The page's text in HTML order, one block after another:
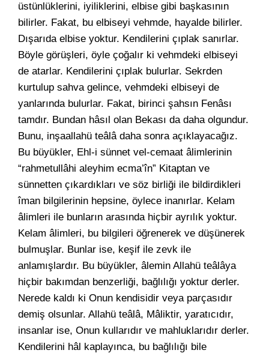
üstünlüklerini, iyiliklerini, elbise gibi başkasının
bilirler. Fakat, bu elbiseyi vehmde, hayalde bilirler.
Dışarıda elbise yoktur. Kendilerini çıplak sanırlar.
Böyle görüşleri, öyle çoğalır ki vehmdeki elbiseyi
de atarlar. Kendilerini çıplak bulurlar. Sekrden
kurtulup sahva gelince, vehmdeki elbiseyi de
yanlarında bulurlar. Fakat, birinci şahsın Fenâsı
tamdır. Bundan hâsıl olan Bekası da daha olgundur.
Bunu, inşaallahü teâlâ daha sonra açıklayacağız.
Bu büyükler, Ehl-i sünnet vel-cemaat âlimlerinin
“rahmetullâhi aleyhim ecma’în” Kitaptan ve
sünnetten çıkardıkları ve söz birliği ile bildirdikleri
îman bilgilerinin hepsine, öylece inanırlar. Kelam
âlimleri ile bunların arasında hiçbir ayrılık yoktur.
Kelam âlimleri, bu bilgileri öğrenerek ve düşünerek
bulmuşlar. Bunlar ise, keşif ile zevk ile
anlamışlardır. Bu büyükler, âlemin Allahü teâlâya
hiçbir bakımdan benzerliği, bağlılığı yoktur derler.
Nerede kaldı ki Onun kendisidir veya parçasıdır
demiş olsunlar. Allahü teâlâ, Mâliktir, yaratıcıdır,
insanlar ise, Onun kullarıdır ve mahluklarıdır derler.
Kendilerini hâl kaplayınca, bu bağlılığı bile